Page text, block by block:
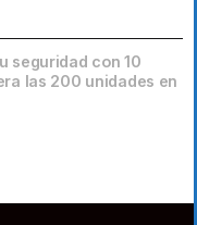
seguridad con 10
las 200 unidades en